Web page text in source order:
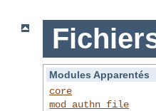
Modules Apparentés
core
mod_authn_file